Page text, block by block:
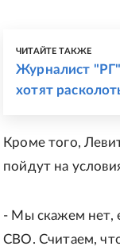
ЧИТАЙТЕ ТАКЖЕ
Журналист
хотят
Кроме того,
пойдут на
- Мы скажем нет,
СВО. Считаем,